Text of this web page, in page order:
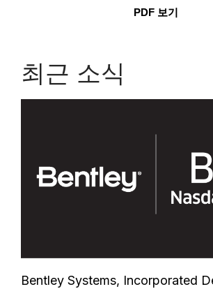
PDF 보기
최근 소식
Bentley Systems, Incorporated